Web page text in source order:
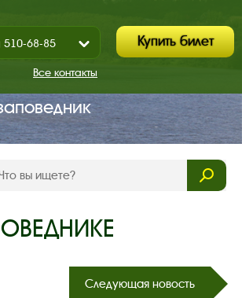
Показать
/
Закрыть
510-68-85
347-67-70Все контакты
Купить билет
Следующая новость